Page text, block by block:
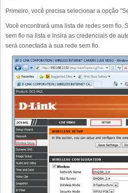
Primeiro, você precisa selecionar a opção
Você encontrará uma lista de redes sem fio.
sem fio na lista e insira as credenciais de
será conectada à sua rede sem fio.